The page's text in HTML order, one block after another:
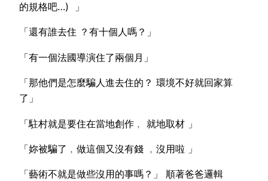
的規格吧…) 」
「還有誰去住 ？有十個人嗎？」
「有一個法國導演住了兩個月」
「那他們是怎麼騙人進去住的？ 環境不好就回家算
了」
「駐村就是要住在當地創作﹐ 就地取材 」
「妳被騙了﹐做這個又沒有錢 ﹐沒用啦 」
「藝術不就是做些沒用的事嗎？」 順著爸爸邏輯